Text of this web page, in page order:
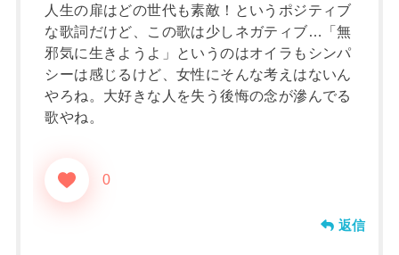
人生の扉はどの世代も素敵！というポジティブ
な歌詞だけど、この歌は少しネガティブ…「無
邪気に生きようよ」というのはオイラもシンパ
シーは感じるけど、女性にそんな考えはないん
やろね。大好きな人を失う後悔の念が滲んでる
歌やね。
0
返信